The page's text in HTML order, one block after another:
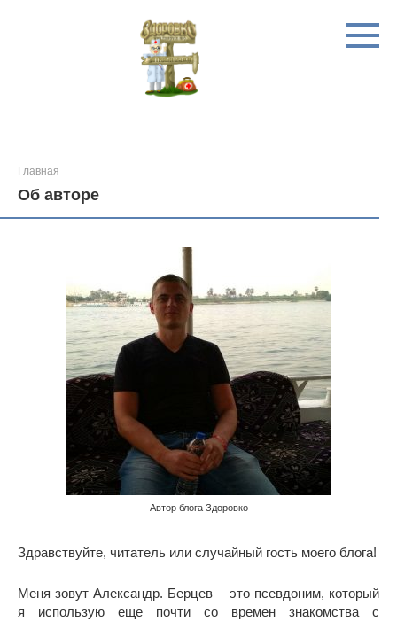
Главная
Об авторе
Автор блога Здоровко
Здравствуйте, читатель или случайный гость моего блога!
Меня зовут Александр. Берцев – это псевдоним, который
я использую еще почти со времен знакомства с